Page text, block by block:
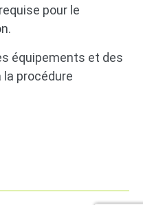
pour le
équipements et des
procédure